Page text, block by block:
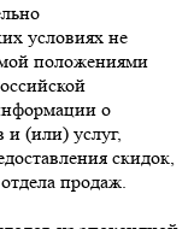
условиях не
положениями
о
и (или) услуг,
скидок,
продаж.